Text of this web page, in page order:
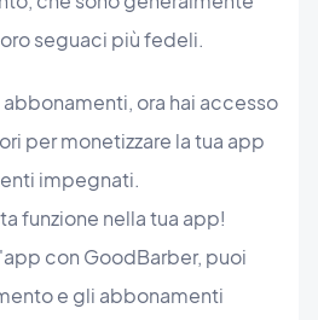
seguaci più fedeli.
ora hai accesso
per monetizzare la tua app
impegnati.
funzione nella tua app!
con GoodBarber, puoi
e gli abbonamenti